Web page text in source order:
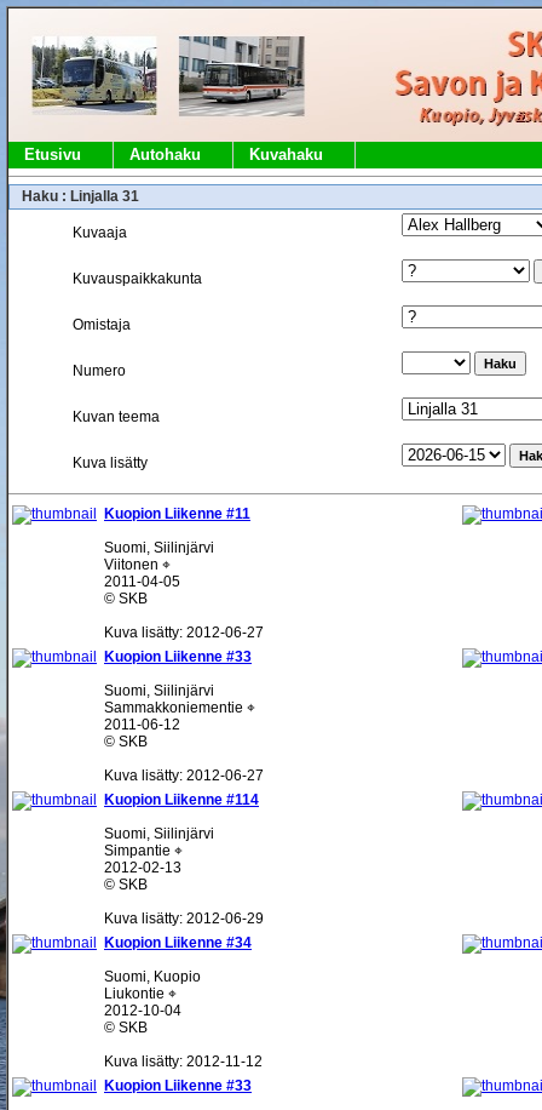
Etusivu Autohaku Kuvahaku
Haku : Linjalla 31
Kuvaaja
Kuvauspaikkakunta
Omistaja
Numero
Kuvan teema
Kuva lisätty
Kuopion Liikenne #11
Suomi, Siilinjärvi
Viitonen ⌖
2011-04-05
© SKB
Kuva lisätty: 2012-06-27
Kuopion Liikenne #33
Suomi, Siilinjärvi
Sammakkoniementie ⌖
2011-06-12
© SKB
Kuva lisätty: 2012-06-27
Kuopion Liikenne #114
Suomi, Siilinjärvi
Simpantie ⌖
2012-02-13
© SKB
Kuva lisätty: 2012-06-29
Kuopion Liikenne #34
Suomi, Kuopio
Liukontie ⌖
2012-10-04
© SKB
Kuva lisätty: 2012-11-12
Kuopion Liikenne #33